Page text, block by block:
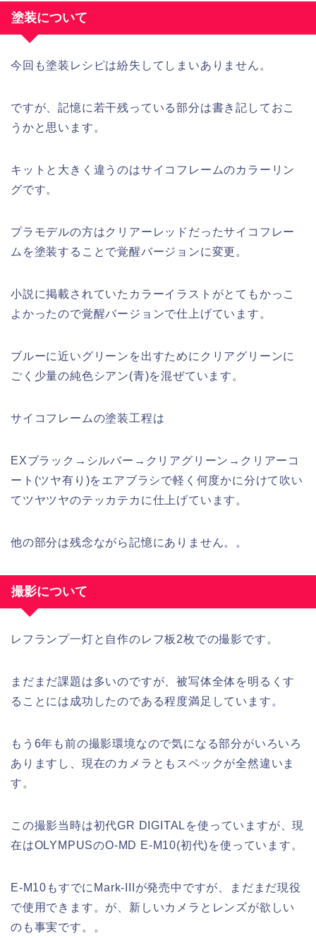
塗装について
今回も塗装レシピは紛失してしまいありません。
ですが、記憶に若干残っている部分は書き記しておこ
うかと思います。
キットと大きく違うのはサイコフレームのカラーリン
グです。
プラモデルの方はクリアーレッドだったサイコフレー
ムを塗装することで覚醒バージョンに変更。
小説に掲載されていたカラーイラストがとてもかっこ
よかったので覚醒バージョンで仕上げています。
ブルーに近いグリーンを出すためにクリアグリーンに
ごく少量の純色シアン(青)を混ぜています。
サイコフレームの塗装工程は
EXブラック→シルバー→クリアグリーン→クリアーコ
ート(ツヤ有り)をエアブラシで軽く何度かに分けて吹い
てツヤツヤのテッカテカに仕上げています。
他の部分は残念ながら記憶にありません。。
撮影について
レフランプ一灯と自作のレフ板2枚での撮影です。
まだまだ課題は多いのですが、被写体全体を明るくす
ることには成功したのである程度満足しています。
もう6年も前の撮影環境なので気になる部分がいろいろ
ありますし、現在のカメラともスペックが全然違いま
す。
この撮影当時は初代GR DIGITALを使っていますが、現
在はOLYMPUSのO-MD E-M10(初代)を使っています。
E-M10もすでにMark-IIIが発売中ですが、まだまだ現役
で使用できます。が、新しいカメラとレンズが欲しい
のも事実です。。